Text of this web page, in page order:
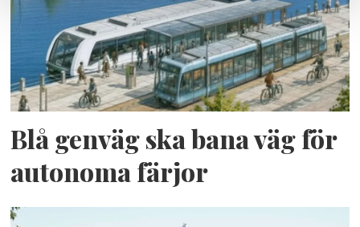
Blå genväg ska bana väg för
autonoma färjor